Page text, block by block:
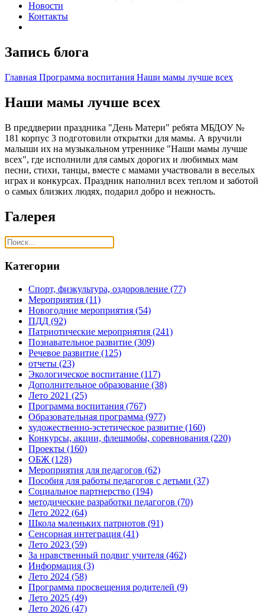
Новости
Контакты
Запись блога
Главная Программа воспитания Наши мамы лучше всех
Наши мамы лучше всех
В преддверии праздника "День Матери" ребята МБДОУ №
181 корпус 3 подготовили открытки для мамы. А вручили
малыши их на музыкальном утреннике "Наши мамы лучше
всех", где исполнили для самых дорогих и любимых мам
песни, стихи, танцы, вместе с мамами участвовали в веселых
играх и конкурсах. Праздник наполнил всех теплом и заботой
о самых близких людях, подарил добро и нежность.
Галерея
Категории
Спорт, физкультура, оздоровление (77)
Мероприятия (11)
Новогодние мероприятия (54)
ПДД (92)
Патриотические мероприятия (241)
Познавательное развитие (309)
Речевое развитие (125)
отчеты (23)
Экологическое воспитание (117)
Дополнительное образование (38)
Лето 2021 (25)
Программа воспитания (767)
Образовательная программа (977)
художественно-эстетическое развитие (160)
Конкурсы, акции, флешмобы, соревнования (220)
Проекты (160)
ОБЖ (128)
Мероприятия для педагогов (62)
Пособия для работы педагогов с детьми (37)
Социальное партнерство (194)
методические разработки педагогов (70)
Лето 2022 (64)
Школа маленьких патриотов (91)
Сенсорная интеграция (41)
Лето 2023 (59)
За нравственный подвиг учителя (462)
Информация (3)
Лето 2024 (58)
Программа просвещения родителей (9)
Лето 2025 (49)
Лето 2026 (47)